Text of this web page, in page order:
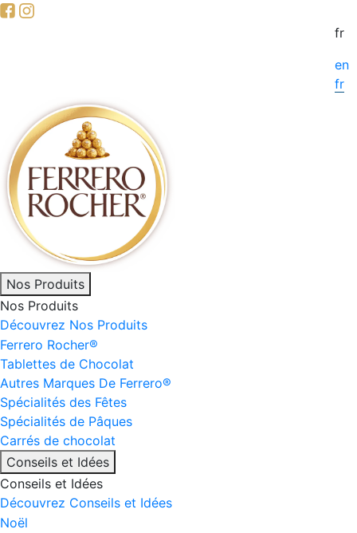
Skip
fr
en
fr
Main
navigation
Nos Produits
Nos Produits
Découvrez Nos Produits
Ferrero Rocher®
Tablettes de Chocolat
Autres Marques De Ferrero®
Spécialités des Fêtes
Spécialités de Pâques
Carrés de chocolat
Conseils et Idées
Conseils et Idées
Découvrez Conseils et Idées
Noël